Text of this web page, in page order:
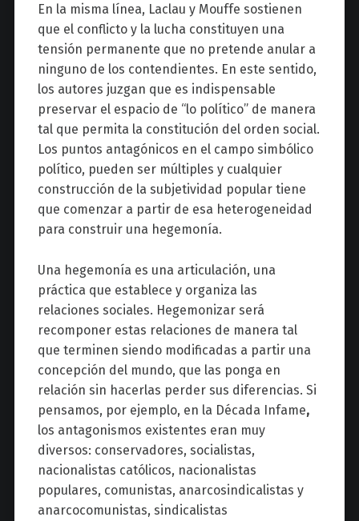
En la misma línea, Laclau y Mouffe sostienen
que el conflicto y la lucha constituyen una
tensión permanente que no pretende anular a
ninguno de los contendientes. En este sentido,
los autores juzgan que es indispensable
preservar el espacio de “lo político” de manera
tal que permita la constitución del orden social.
Los puntos antagónicos en el campo simbólico
político, pueden ser múltiples y cualquier
construcción de la subjetividad popular tiene
que comenzar a partir de esa heterogeneidad
para construir una hegemonía.
Una hegemonía es una articulación, una
práctica que establece y organiza las
relaciones sociales. Hegemonizar será
recomponer estas relaciones de manera tal
que terminen siendo modificadas a partir una
concepción del mundo, que las ponga en
relación sin hacerlas perder sus diferencias. Si
pensamos, por ejemplo, en la Década Infame,
los antagonismos existentes eran muy
diversos: conservadores, socialistas,
nacionalistas católicos, nacionalistas
populares, comunistas, anarcosindicalistas y
anarcocomunistas, sindicalistas